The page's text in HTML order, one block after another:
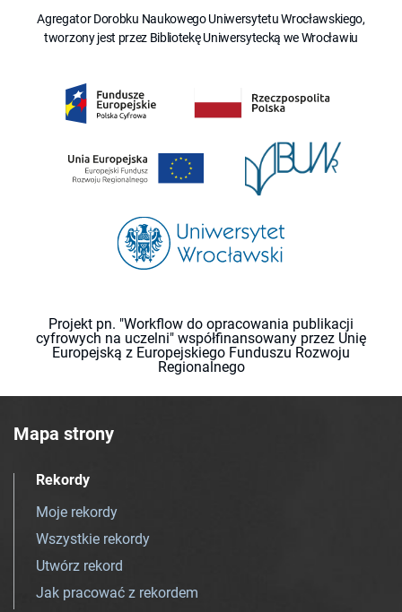
Agregator Dorobku Naukowego Uniwersytetu Wrocławskiego,
tworzony jest przez Bibliotekę Uniwersytecką we Wrocławiu
Projekt pn. "Workflow do opracowania publikacji
cyfrowych na uczelni" współfinansowany przez Unię
Europejską z Europejskiego Funduszu Rozwoju
Regionalnego
Mapa strony
Rekordy
Moje rekordy
Wszystkie rekordy
Utwórz rekord
Jak pracować z rekordem